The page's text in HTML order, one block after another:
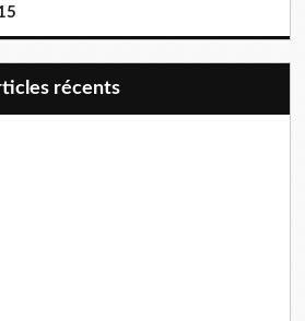
récents